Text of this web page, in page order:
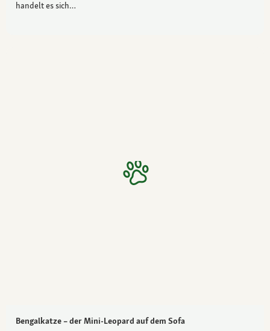
handelt es sich…
Bengalkatze – der Mini-Leopard auf dem Sofa